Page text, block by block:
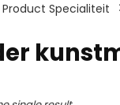
Product Specialiteit